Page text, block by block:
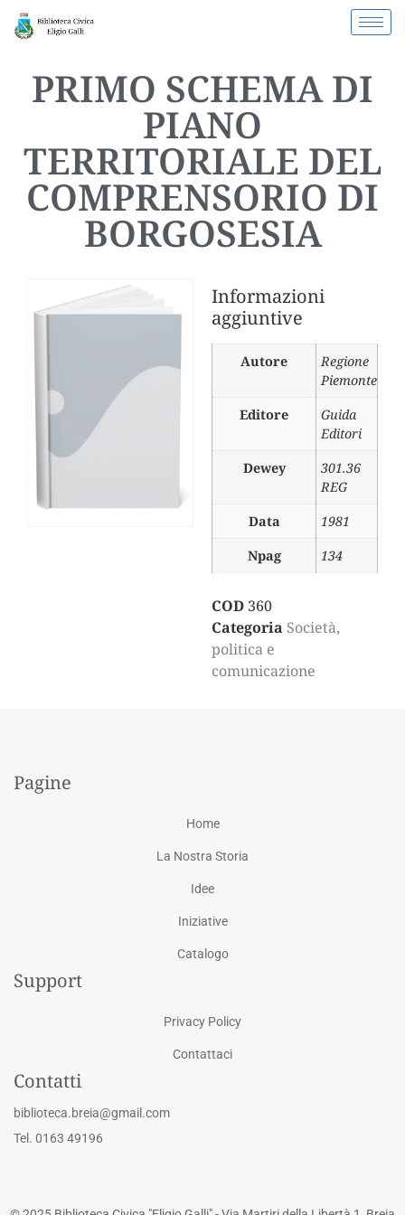
PRIMO SCHEMA DI
PIANO
TERRITORIALE DEL
COMPRENSORIO DI
BORGOSESIA
Informazioni
aggiuntive
Autore
Regione
Piemonte
Editore
Guida
Editori
Dewey
301.36
REG
Data
1981
Npag
134
COD 360
Categoria Società,
politica e
comunicazione
Pagine
Home
La Nostra Storia
Idee
Iniziative
Catalogo
Support
Privacy Policy
Contattaci
Contatti
biblioteca.breia@gmail.com
Tel. 0163 49196